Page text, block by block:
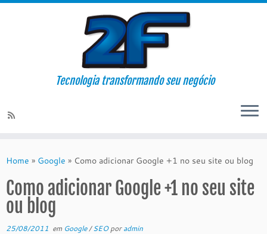
Tecnologia transformando seu negócio
Home » Google » Como adicionar Google +1 no seu site ou blog
Como adicionar Google +1 no seu site
ou blog
25/08/2011 em Google/SEOporadmin